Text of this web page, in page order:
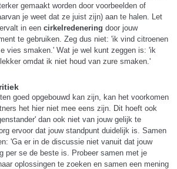
gemaakt worden door voorbeelden of
je weet dat ze juist zijn) aan te halen. Let
in eencirkelredenering door jouw
te gebruiken. Zeg dus niet: 'ik vind citroenen
vies smaken.' Wat je wel kunt zeggen is: 'ik
omdat ik niet houd van zure smaken.'
goed opgebouwd kan zijn, kan het voorkomen
het hier niet mee eens zijn. Dit hoeft ook
dan ook niet van jouw gelijk te
ervoor dat jouw standpunt duidelijk is. Samen
'Ga er in de discussie niet vanuit dat jouw
per se de beste is. Probeer samen met je
oplossingen te zoeken en samen een mening